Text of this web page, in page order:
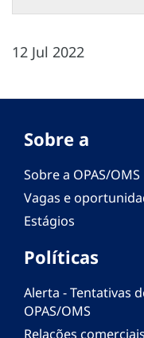
12 Jul 2022
Sobre a
Sobre a OPAS/OMS
Vagas e
Estágios
Políticas
Alerta - Tentativas
OPAS/OMS
Relações